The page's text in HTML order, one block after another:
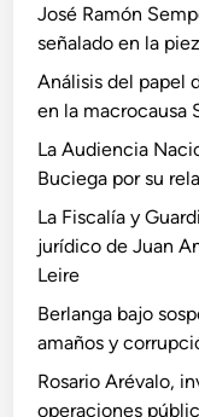
José Ramón
señalado en la
Análisis del papel
en la macrocausa
La Audiencia
Buciega por su
La Fiscalía y
jurídico de Juan
Leire
Berlanga bajo
amaños y
Rosario Arévalo,
operaciones